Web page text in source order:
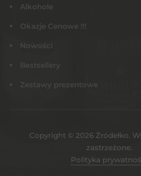
Alkohole
Okazje Cenowe !!!
Nowości
Bestsellery
Zestawy prezentowe
Copyright © 2026 Żródełko.
zastrzeżone.
Polityka